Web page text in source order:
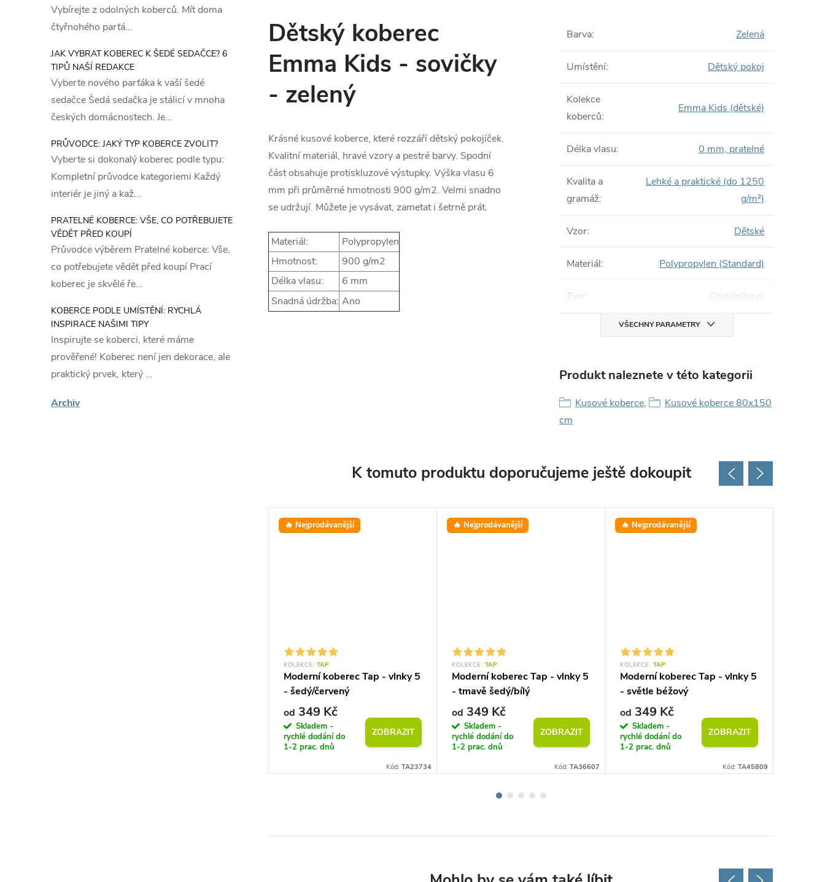
Vybírejte z odolných koberců. Mít doma
čtyřnohého parťá...
JAK VYBRAT KOBEREC K ŠEDÉ SEDAČCE? 6
TIPŮ NAŠÍ REDAKCE
Vyberte nového parťáka k vaší šedé
sedačce Šedá sedačka je stálicí v mnoha
českých domácnostech. Je...
PRŮVODCE: JAKÝ TYP KOBERCE ZVOLIT?
Vyberte si dokonalý koberec podle typu:
Kompletní průvodce kategoriemi Každý
interiér je jiný a kaž...
PRATELNÉ KOBERCE: VŠE, CO POTŘEBUJETE
VĚDĚT PŘED KOUPÍ
Průvodce výběrem Pratelné koberce: Vše,
co potřebujete vědět před koupí Prací
koberec je skvělé ře...
KOBERCE PODLE UMÍSTĚNÍ: RYCHLÁ
INSPIRACE NAŠIMI TIPY
Inspirujte se koberci, které máme
prověřené! Koberec není jen dekorace, ale
praktický prvek, který ...
Archiv
Dětský koberec
Emma Kids - sovičky
- zelený
Krásné kusové koberce, které rozzáří dětský pokojíček.
Kvalitní materiál, hravé vzory a pestré barvy. Spodní
část obsahuje protiskluzové výstupky. Výška vlasu 6
mm při průměrné hmotnosti 900 g/m2. Velmi snadno
se udržují. Můžete je vysávat, zametat i šetrně prát.
Materiál:
Polypropylen
Hmotnost:
900 g/m2
Délka vlasu:
6 mm
Snadná údržba: Ano
Barva: Zelená
Umístění: Dětský pokoj
Kolekce
koberců:
Emma Kids (dětské)
Délka vlasu: 0 mm, pratelné
Kvalita a
gramáž:
Lehké a praktické (do 1250
g/m²)
Vzor: Dětské
Materiál: Polypropylen (Standard)
Tvar: Obdélníkový
VŠECHNY PARAMETRY
Produkt naleznete v této kategorii
Kusové koberce,
Kusové koberce 80x150
cm
K tomuto produktu doporučujeme ještě dokoupit
🔥 Nejprodávanější
KOLEKCE: TAP
Moderní koberec Tap - vlnky 5
- šedý/červený
od 349 Kč
Skladem -
rychlé dodání do
1-2 prac. dnů
ZOBRAZIT
Kód: TA23734
🔥 Nejprodávanější
KOLEKCE: TAP
Moderní koberec Tap - vlnky 5
- tmavě šedý/bílý
od 349 Kč
Skladem -
rychlé dodání do
1-2 prac. dnů
ZOBRAZIT
Kód: TA36607
🔥 Nejprodávanější
KOLEKCE: TAP
Moderní koberec Tap - vlnky 5
- světle béžový
od 349 Kč
Skladem -
rychlé dodání do
1-2 prac. dnů
ZOBRAZIT
Kód: TA45809